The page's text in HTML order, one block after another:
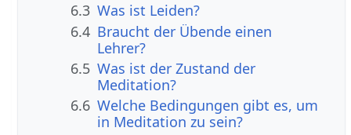
6.3 Was ist Leiden?
6.4 Braucht der Übende einen
Lehrer?
6.5 Was ist der Zustand der
Meditation?
6.6 Welche Bedingungen gibt es, um
in Meditation zu sein?